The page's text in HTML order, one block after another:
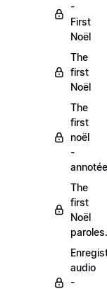
-
First
Noël
The
first
Noël
The
first
noël
-
The
first
Noël
audio
-